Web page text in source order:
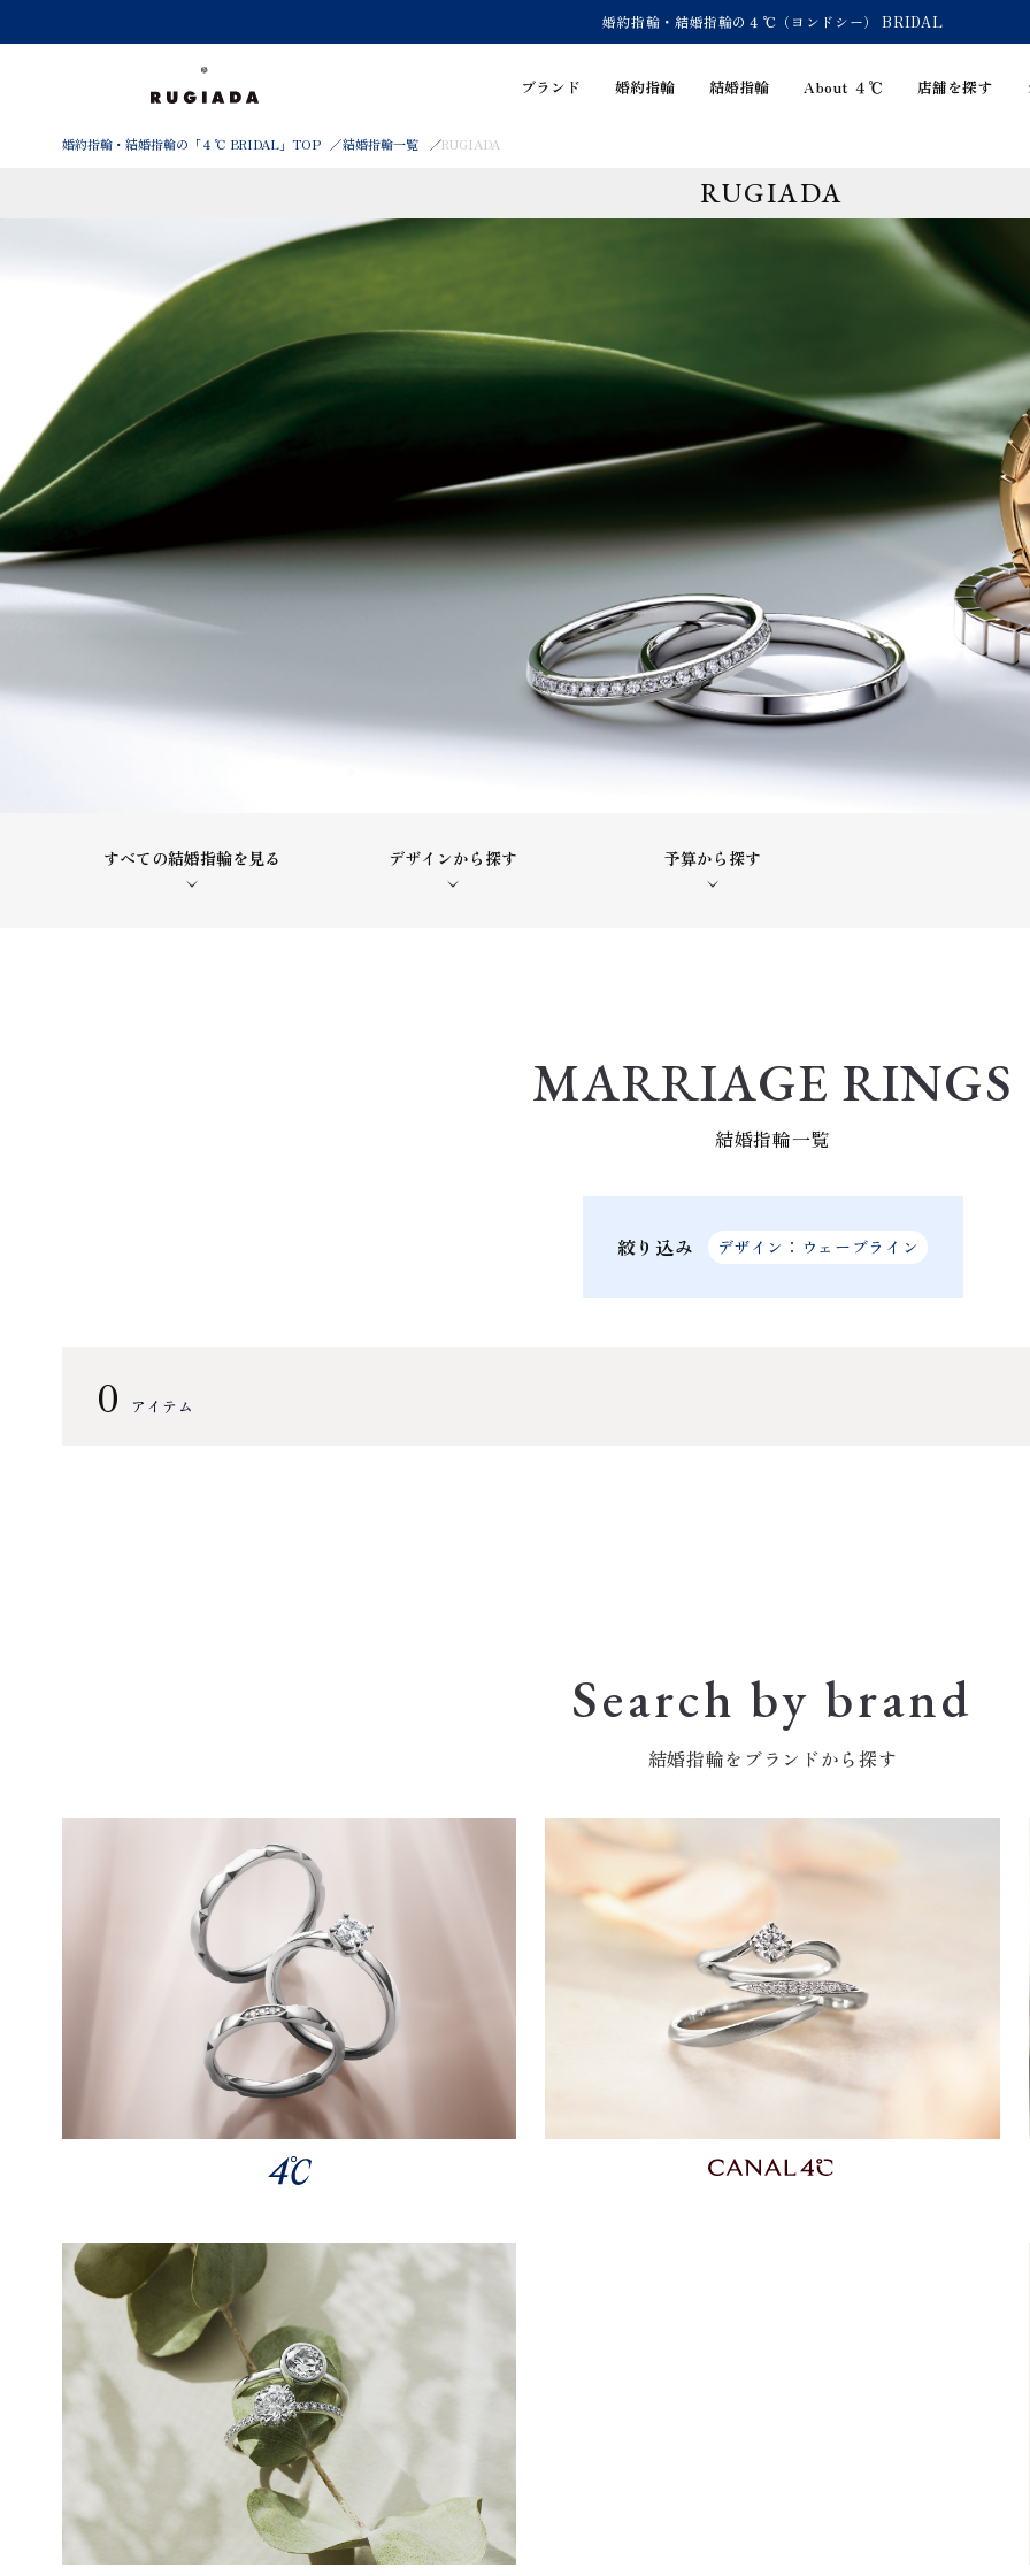
婚約指輪・結婚指輪の４℃（ヨンドシー） BRIDAL
ブランド 婚約指輪 結婚指輪 About ４℃ 店舗を探す
婚約指輪・結婚指輪の「４℃ BRIDAL」TOP 結婚指輪一覧 RUGIADA
RUGIADA
すべての結婚指輪を見る デザインから探す 予算から探す
MARRIAGE RINGS
結婚指輪一覧
絞り込み デザイン：ウェーブライン
0 アイテム
Search by brand
結婚指輪をブランドから探す